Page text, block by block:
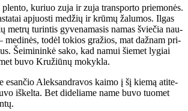
plen­to, ku­riuo zu­ja ir zu­ja trans­por­to prie­mo­nės.
ap­juos­ti me­džių ir krū­mų ža­lu­mos. Il­gas
met­rų tu­rin­tis gy­ve­na­ma­sis na­mas švie­čia nau­
me­di­nės, to­dėl to­kios gra­žios, mat daž­nam pri­
Šei­mi­nin­kė sa­ko, kad na­mui šie­met ly­giai
bu­vo Kru­žiū­nų mo­kyk­la.
esan­čio Alek­san­dra­vos kai­mo į šį kie­mą ati­te­
iš­kel­ta. Bet di­de­lia­me na­me bu­vo tuo­met